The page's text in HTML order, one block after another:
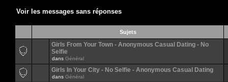
Voir les messages sans réponses
Sujets
Girls From Your Town - Anonymous Casual Dating - No
Selfie
dans Général
Girls In Your City - No Selfie - Anonymous Casual Dating
dans Général